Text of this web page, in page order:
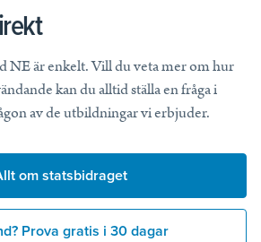
NE är enkelt. Vill du veta mer om hur
kan du alltid ställa en fråga i
av de utbildningar vi erbjuder.
om statsbidraget
Prova gratis i 30 dagar